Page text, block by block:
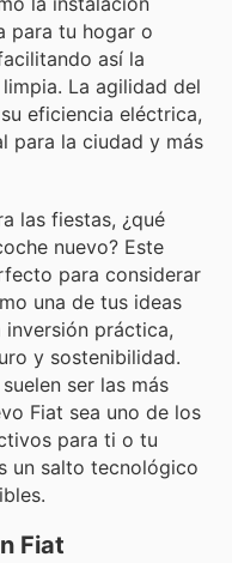
para tu hogar o
así la
La agilidad del
eficiencia eléctrica,
para la ciudad y más
las fiestas, ¿qué
nuevo? Este
para considerar
una de tus ideas
práctica,
y sostenibilidad.
ser las más
Fiat sea uno de los
para ti o tu
un salto tecnológico
Fiat